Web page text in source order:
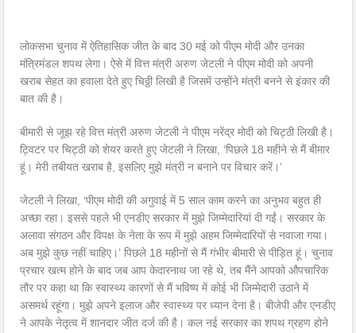
लोकसभा चुनाव में ऐतिहासिक जीत के बाद 30 मई को पीएम मोदी और उनका
मंत्रिमंडल शपथ लेगा। ऐसे में वित्त मंत्री अरुण जेटली ने पीएम मोदी को अपनी
खराब सेहत का हवाला देते हुए चिठ्ठी लिखी है जिसमें उन्होंने मंत्री बनने से इंकार की
बात की है।
बीमारी से जूझ रहे वित्त मंत्री अरुण जेटली ने पीएम नरेंद्र मोदी को चिट्ठी लिखी है।
ट्विटर पर चिट्ठी को शेयर करते हुए जेटली ने लिखा, ‘पिछले 18 महीने से मैं बीमार
हूं। मेरी तबीयत खराब है, इसलिए मुझे मंत्री न बनाने पर विचार करें।’
जेटली ने लिखा, ‘पीएम मोदी की अगुवाई में 5 साल काम करने का अनुभव बहुत ही
अच्छा रहा। इससे पहले भी एनडीए सरकार में मुझे जिम्मेदारियां दी गईं। सरकार के
अलावा संगठन और विपक्ष के नेता के रूप में मुझे अहम जिम्मेदारियों से नवाजा गया।
अब मुझे कुछ नहीं चाहिए।’ पिछले 18 महीनों से मैं गंभीर बीमारी से पीड़ित हूं। चुनाव
प्रचार खत्म होने के बाद जब आप केदारनाथ जा रहे थे, तब मैंने आपको औपचारिक
तौर पर कहा था कि स्वास्थ्य कारणों से मैं भविष्य में कोई भी जिम्मेदारी उठाने में
असमर्थ रहूंगा। मुझे अपने इलाज और स्वास्थ्य पर ध्यान देना है। बीजेपी और एनडीए
ने आपके नेतृत्व में शानदार जीत दर्ज की है। कल नई सरकार का शपथ ग्रहण होने